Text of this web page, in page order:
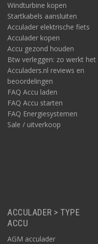
Windturbine kopen
Startkabels aansluiten
Acculader elektrische fiets
Acculader kopen
Accu gezond houden
Btw verleggen: zo werkt het
Acculaders.nl reviews en
beoordelingen
FAQ Accu laden
FAQ Accu starten
FAQ Energiesystemen
Sale / uitverkoop
ACCULADER > TYPE
ACCU
AGM acculader